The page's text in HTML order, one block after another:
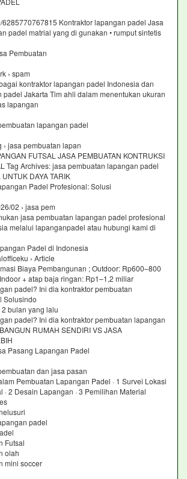
Kontraktor lapangan padel Jasa
padel matrial yang di gunakan • rumput sintetis
Pembuatan
› spam
kontraktor lapangan padel Indonesia dan
padel Jakarta Tim ahli dalam menentukan ukuran
lapangan
lapangan padel
› jasa pembuatan lapan
FUTSAL JASA PEMBUATAN KONTRUKSI
Tag Archives: jasa pembuatan lapangan padel
DAYA TARIK
Padel Profesional: Solusi
02 › jasa pem
jasa pembuatan lapangan padel profesional
melalui lapanganpadel atau hubungi kami di
Padel di Indonesia
› Article
Biaya Pembangunan ; Outdoor: Rp600–800
+ atap baja ringan: Rp1–1,2 miliar
padel? Ini dia kontraktor pembuatan
Solusindo
bulan yang lalu
padel? Ini dia kontraktor pembuatan lapangan
RUMAH SENDIRI VS JASA
Pasang Lapangan Padel
dan jasa pasan
Pembuatan Lapangan Padel · 1 Survei Lokasi
· 2 Desain Lapangan · 3 Pemilihan Material
padel
Futsal
olah
mini soccer